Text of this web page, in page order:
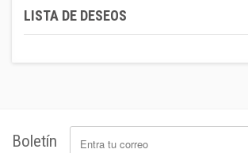
LISTA DE DESEOS
Boletín